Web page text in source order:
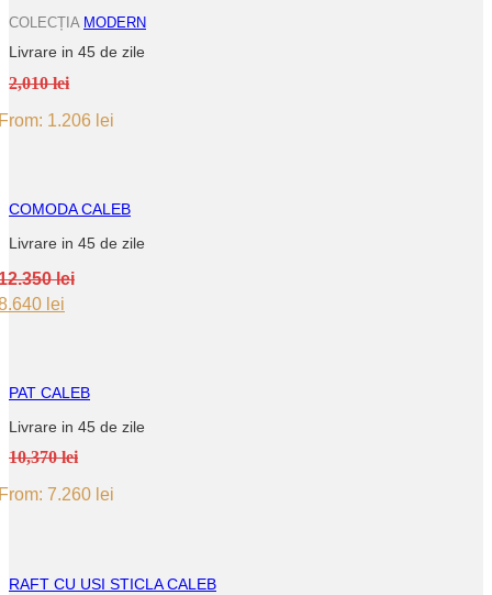
COLECȚIA MODERN
Livrare in 45 de zile
2,010 lei
1.206 lei
COMODA CALEB
Livrare in 45 de zile
lei
lei
PAT CALEB
Livrare in 45 de zile
10,370 lei
7.260 lei
RAFT CU USI STICLA CALEB